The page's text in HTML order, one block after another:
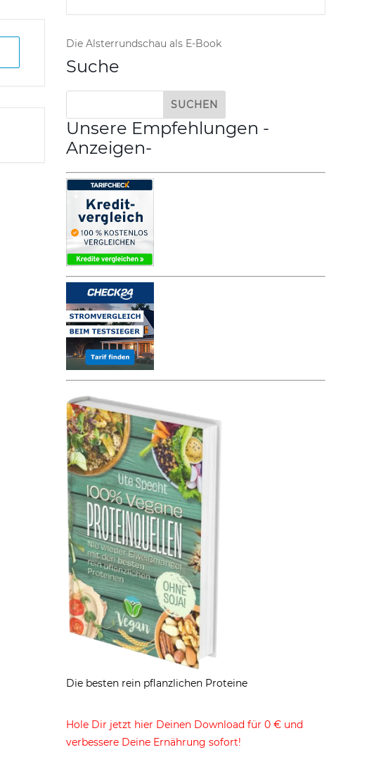
Die Alsterrundschau als E-Book
Suche
Unsere Empfehlungen -
Anzeigen-
Die besten rein pflanzlichen Proteine
Hole Dir jetzt hier Deinen Download für 0 € und
verbessere Deine Ernährung sofort!